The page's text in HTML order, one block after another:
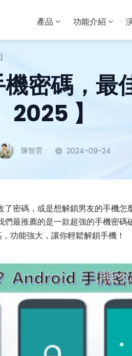
產品 功能介紹
密碼，最
2025 】
陳智雲 2024-09-24
密碼，或是想解鎖男友的手機
們最推薦的是一款超強的手機密
功能強大，讓你輕鬆解鎖手機！